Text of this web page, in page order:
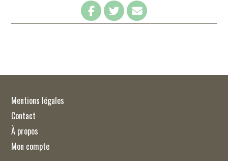
Mentions légales
Contact
À propos
Mon compte